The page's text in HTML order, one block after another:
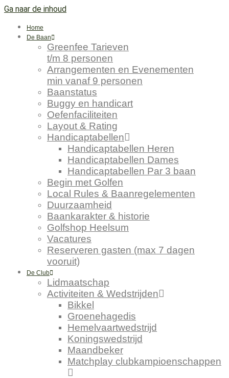
Ga naar de inhoud
Home
De Baan
Greenfee Tarieven
t/m 8 personen
Arrangementen en Evenementen
min vanaf 9 personen
Baanstatus
Buggy en handicart
Oefenfaciliteiten
Layout & Rating
Handicaptabellen
Handicaptabellen Heren
Handicaptabellen Dames
Handicaptabellen Par 3 baan
Begin met Golfen
Local Rules & Baanregelementen
Duurzaamheid
Baankarakter & historie
Golfshop Heelsum
Vacatures
Reserveren gasten (max 7 dagen
vooruit)
De Club
Lidmaatschap
Activiteiten & Wedstrijden
Bikkel
Groenehagedis
Hemelvaartwedstrijd
Koningswedstrijd
Maandbeker
Matchplay clubkampioenschappen